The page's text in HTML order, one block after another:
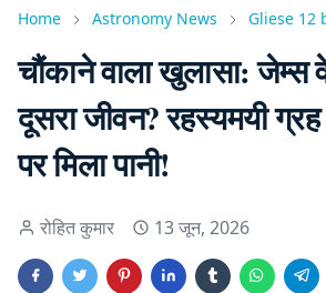
Home Astronomy News Gliese 12
चौंकाने वाला खुलासा: जेम्स
दूसरा जीवन? रहस्यमयी
पर मिला पानी!
रोहित कुमार 13 जून, 2026